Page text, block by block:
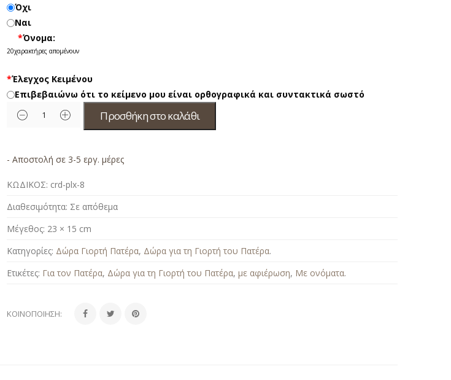
Όχι
Ναι
*Όνομα:
20χαρακτήρες απομένουν
*Έλεγχος Κειμένου
Επιβεβαιώνω ότι το κείμενο μου είναι ορθογραφικά και συντακτικά σωστό
Προσθήκη στο καλάθι
- Αποστολή σε 3-5 εργ. μέρες
ΚΩΔΙΚΟΣ: crd-plx-8
Διαθεσιμότητα: Σε απόθεμα
Μέγεθος: 23 × 15 cm
Κατηγορίες: Δώρα Γιορτή Πατέρα, Δώρα για τη Γιορτή του Πατέρα.
Ετικέτες: Για τον Πατέρα, Δώρα για τη Γιορτή του Πατέρα,με αφιέρωση, Με ονόματα.
ΚΟΙΝΟΠΟΊΗΣΗ: